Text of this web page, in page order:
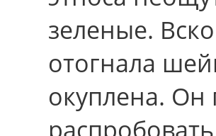
зеленые.
отогнала
окуплена. Он